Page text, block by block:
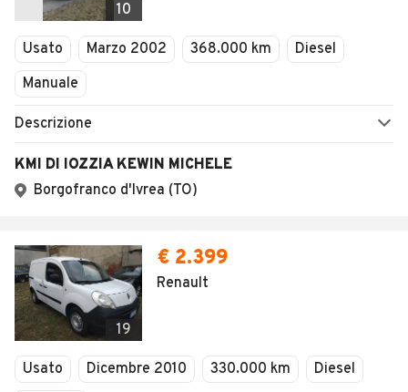
10
Usato Marzo 2002 368.000 km
Diesel
Manuale
Descrizione
KMI DI IOZZIA KEWIN MICHELE
Borgofranco d'Ivrea (TO)
19
€ 2.399
Renault
Usato Dicembre 2010 330.000 km
Diesel